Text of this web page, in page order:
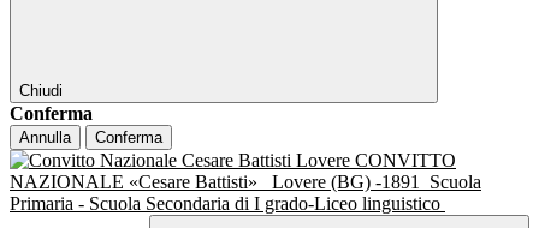
Chiudi
Conferma
Annulla Conferma
CONVITTO
NAZIONALE «Cesare Battisti»
Lovere (BG) -1891
Scuola
Primaria - Scuola Secondaria di I grado-Liceo linguistico